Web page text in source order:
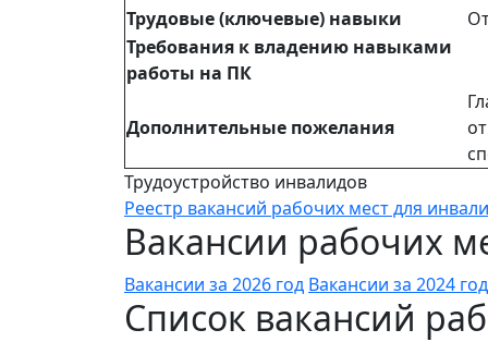
Трудовые (ключевые) навыки
Требования к владению навыками
работы на ПК
Дополнительные пожелания
Трудоустройство инвалидов
Реестр вакансий рабочих мест для
Вакансии рабочих
Вакансии за 2026 год Вакансии за 2024 год
Список вакансий